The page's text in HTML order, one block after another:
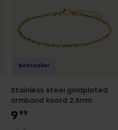
Stainless steel goldplated
armband koord 2,5mm
9 99
Bestseller